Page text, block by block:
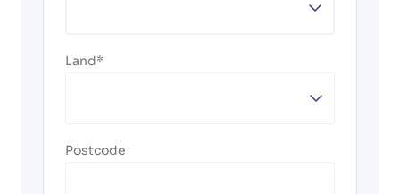
Land
Postcode